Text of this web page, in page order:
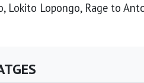
Lokito Lopongo, Rage to